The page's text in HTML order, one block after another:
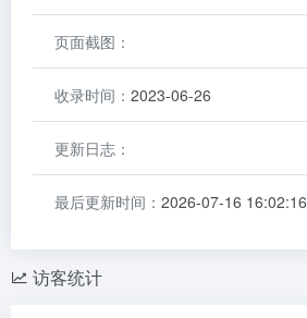
页面截图：
收录时间： 2023-06-26
更新日志：
最后更新时间： 2026-07-16 16:02:16
访客统计